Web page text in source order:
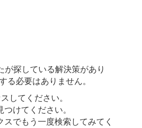
探している解決策があり
必要はありません。
してください。
けてください。
でもう一度検索してみてく